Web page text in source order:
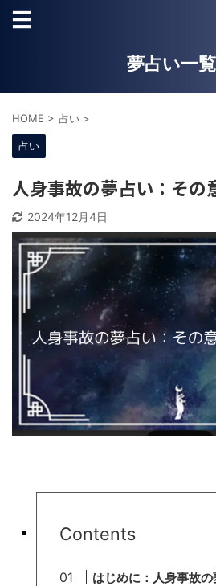
夢占い一
HOME > 占い >
占い
人身事故の夢占い：その
2024年12月4日
Contents
はじめに：人身事故